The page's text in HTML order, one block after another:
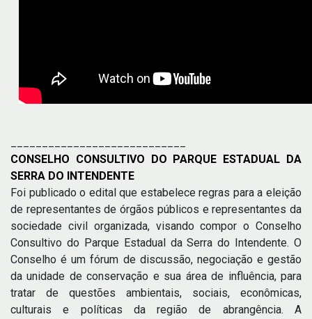
CONSELHO CONSULTIVO DO PARQUE ESTADUAL DA
SERRA DO INTENDENTE
Foi publicado o edital que estabelece regras para a eleição
de representantes de órgãos públicos e representantes da
sociedade civil organizada, visando compor o Conselho
Consultivo do Parque Estadual da Serra do Intendente. O
Conselho é um fórum de discussão, negociação e gestão
da unidade de conservação e sua área de influência, para
tratar de questões ambientais, sociais, econômicas,
culturais e políticas da região de abrangência. A